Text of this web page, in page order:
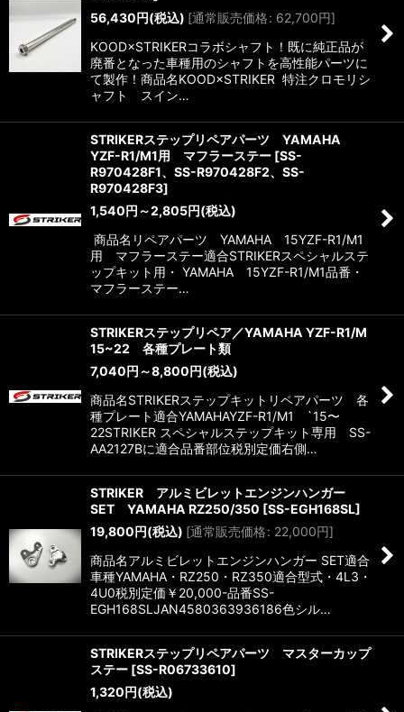
56,430 円(税込) [通常販売価格: 62,700円]
KOOD×STRIKERコラボシャフト！既に純正品が
廃番となった車種用のシャフトを高性能パーツに
て製作！商品名KOOD×STRIKER 特注クロモリシ
ャフト スイン…
STRIKERステップリペアパーツ YAMAHA
YZF-R1/M1用 マフラーステー [SS-
R970428F1、SS-R970428F2、SS-
R970428F3]
1,540 円 ～2,805円(税込)
商品名リペアパーツ YAMAHA 15YZF-R1/M1
用 マフラーステー適合STRIKERスペシャルステ
ップキット用・ YAMAHA 15YZF-R1/M1品番・
マフラーステー…
STRIKERステップリペア／YAMAHA YZF-R1/M
15~22 各種プレート類
7,040 円 ～8,800 円(税込)
商品名STRIKERステップキットリペアパーツ 各
種プレート適合YAMAHAYZF-R1/M1 `15〜
22STRIKER スペシャルステップキット専用 SS-
AA2127Bに適合品番部位税別定価右側…
STRIKER アルミビレットエンジンハンガー
SET YAMAHA RZ250/350 [SS-EGH168SL]
19,800 円(税込) [通常販売価格: 22,000円]
商品名アルミビレットエンジンハンガー SET適合
車種YAMAHA・RZ250・RZ350適合型式・4L3・
4U0税別定価￥20,000-品番SS-
EGH168SLJAN4580363936186色シル…
STRIKERステップリペアパーツ マスターカップ
ステー [SS-R06733610]
1,320 円(税込)